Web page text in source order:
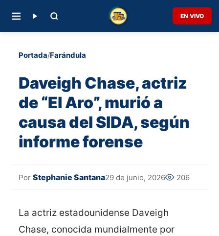
EN VIVO
Portada/Farándula
Daveigh Chase, actriz
de “El Aro”, murió a
causa del SIDA, según
informe forense
Por Stephanie Santana29 de junio, 2026 206
La actriz estadounidense Daveigh
Chase, conocida mundialmente por